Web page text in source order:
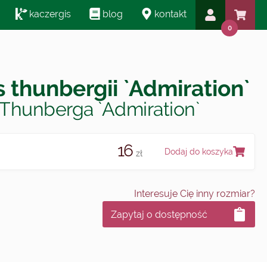
kaczergis blog kontakt
0
thunbergii `Admiration`
`Admiration`
16 zł Dodaj do koszyka
Interesuje Cię inny rozmiar?
Zapytaj o dostępność